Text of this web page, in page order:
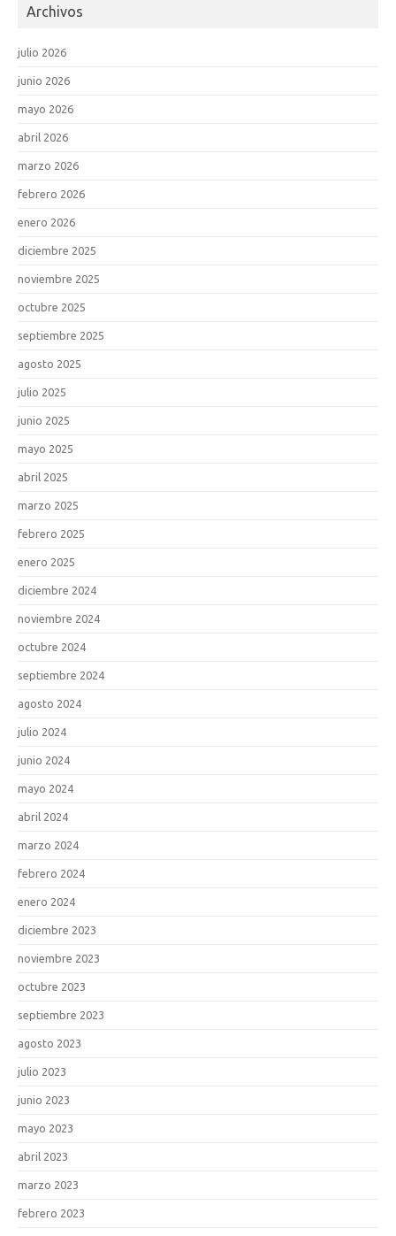
Archivos
julio 2026
junio 2026
mayo 2026
abril 2026
marzo 2026
febrero 2026
enero 2026
diciembre 2025
noviembre 2025
octubre 2025
septiembre 2025
agosto 2025
julio 2025
junio 2025
mayo 2025
abril 2025
marzo 2025
febrero 2025
enero 2025
diciembre 2024
noviembre 2024
octubre 2024
septiembre 2024
agosto 2024
julio 2024
junio 2024
mayo 2024
abril 2024
marzo 2024
febrero 2024
enero 2024
diciembre 2023
noviembre 2023
octubre 2023
septiembre 2023
agosto 2023
julio 2023
junio 2023
mayo 2023
abril 2023
marzo 2023
febrero 2023